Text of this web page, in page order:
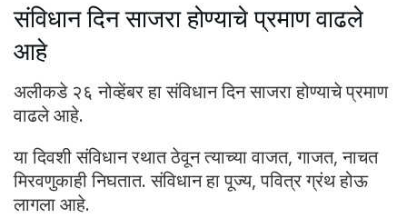
संविधान दिन साजरा होण्याचे प्रमाण वाढले
आहे
अलीकडे २६ नोव्हेंबर हा संविधान दिन साजरा होण्याचे प्रमाण
वाढले आहे.
या दिवशी संविधान रथात ठेवून त्याच्या वाजत, गाजत, नाचत
मिरवणुकाही निघतात. संविधान हा पूज्य, पवित्र ग्रंथ होऊ
लागला आहे.